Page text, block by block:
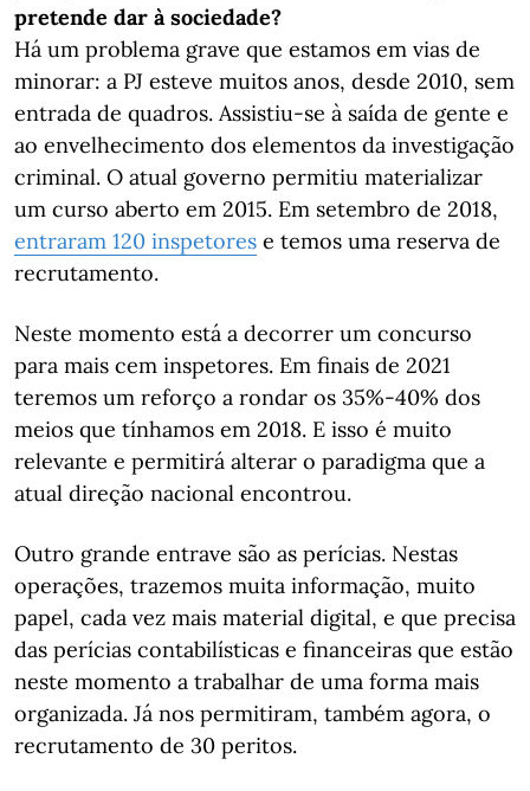
pretende dar à sociedade?
Há um problema grave que estamos em vias de
minorar: a PJ esteve muitos anos, desde 2010, sem
entrada de quadros. Assistiu-se à saída de gente e
ao envelhecimento dos elementos da investigação
criminal. O atual governo permitiu materializar
um curso aberto em 2015. Em setembro de 2018,
entraram 120 inspetores e temos uma reserva de
recrutamento.
Neste momento está a decorrer um concurso
para mais cem inspetores. Em finais de 2021
teremos um reforço a rondar os 35%-40% dos
meios que tínhamos em 2018. E isso é muito
relevante e permitirá alterar o paradigma que a
atual direção nacional encontrou.
Outro grande entrave são as perícias. Nestas
operações, trazemos muita informação, muito
papel, cada vez mais material digital, e que precisa
das perícias contabilísticas e financeiras que estão
neste momento a trabalhar de uma forma mais
organizada. Já nos permitiram, também agora, o
recrutamento de 30 peritos.